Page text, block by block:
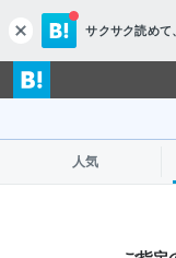
c
l
o
s
サクサク読めて
人気